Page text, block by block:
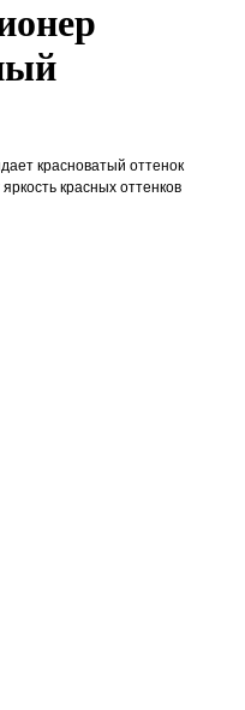
красноватый оттенок
красных оттенков